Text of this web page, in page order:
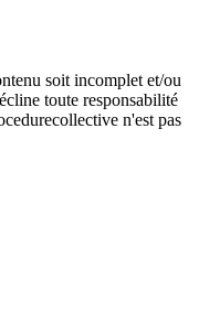
soit incomplet et/ou
toute responsabilité
n'est pas